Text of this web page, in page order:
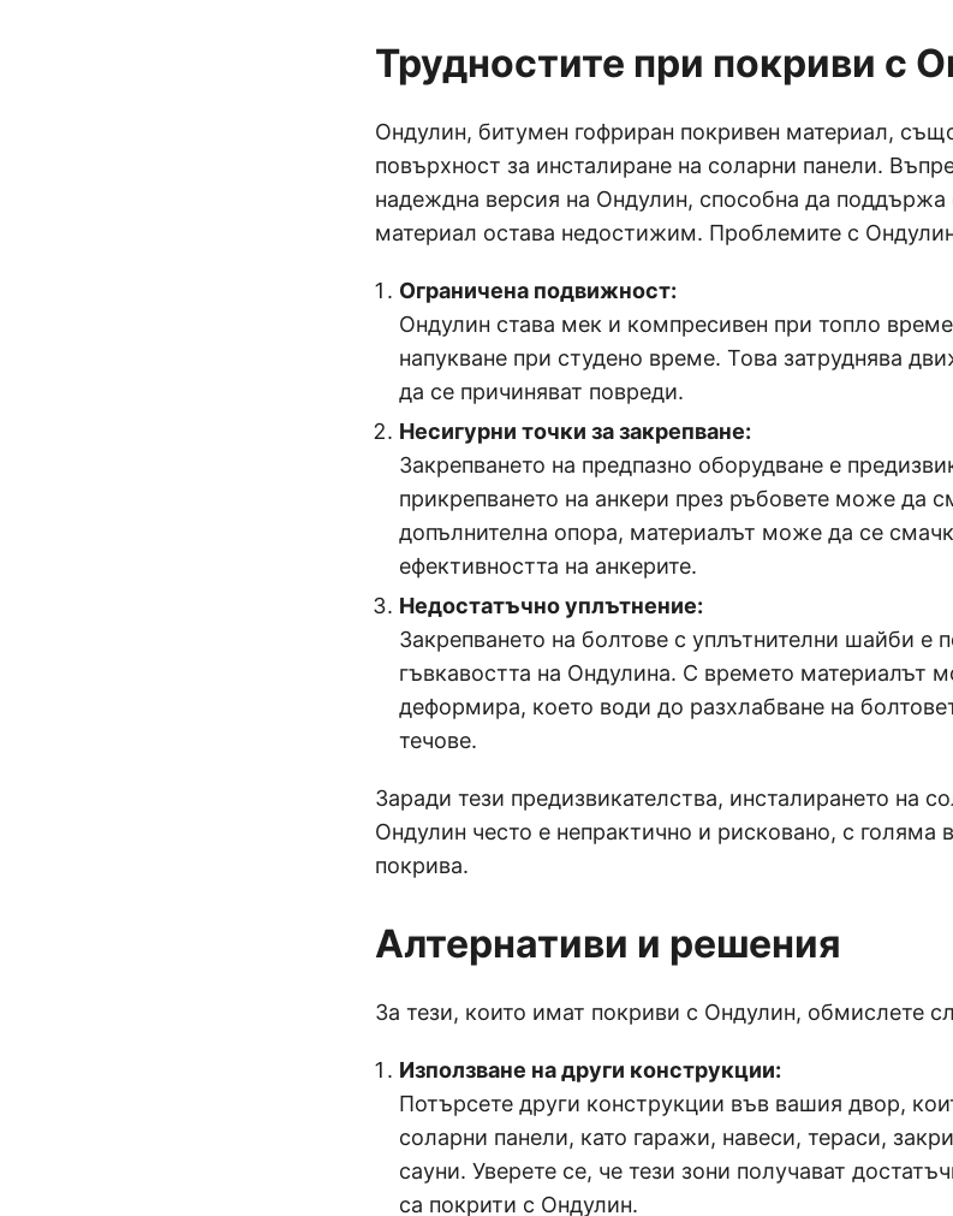
Трудностите при покриви с
Ондулин, битумен гофриран покривен материал,
повърхност за инсталиране на соларни панели.
надеждна версия на Ондулин, способна да поддържа
материал остава недостижим. Проблемите с
Ограничена подвижност:
Ондулин става мек и компресивен при топло
напукване при студено време. Това затруднява
да се причиняват повреди.
Несигурни точки за закрепване:
Закрепването на предпазно оборудване е
прикрепването на анкери през ръбовете може да
допълнителна опора, материалът може да се
ефективността на анкерите.
Недостатъчно уплътнение:
Закрепването на болтове с уплътнителни шайби е
гъвкавостта на Ондулина. С времето материалът
деформира, което води до разхлабване на
течове.
Заради тези предизвикателства, инсталирането на
Ондулин често е непрактично и рисковано, с голяма
покрива.
Алтернативи и решения
За тези, които имат покриви с Ондулин, обмислете
Използване на други конструкции:
Потърсете други конструкции във вашия двор,
соларни панели, като гаражи, навеси, тераси,
сауни. Уверете се, че тези зони получават
са покрити с Ондулин.